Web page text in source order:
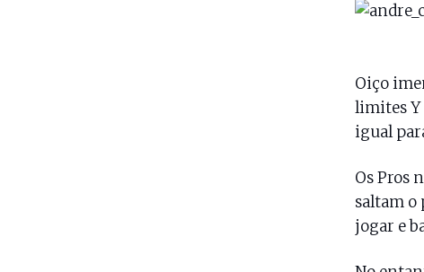
Oiço
limites Y
igual
Os Pros
saltam o
jogar e